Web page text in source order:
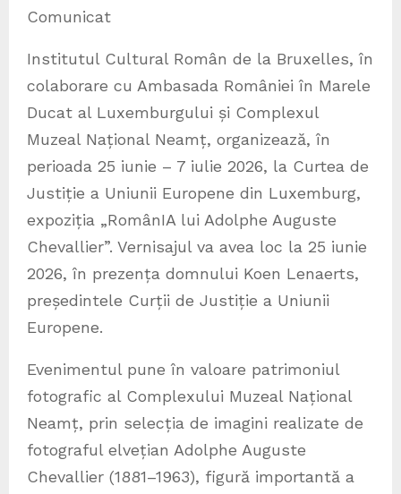
Comunicat
Institutul Cultural Român de la Bruxelles, în
colaborare cu Ambasada României în Marele
Ducat al Luxemburgului și Complexul
Muzeal Național Neamț, organizează, în
perioada 25 iunie – 7 iulie 2026, la Curtea de
Justiție a Uniunii Europene din Luxemburg,
expoziția „RomânIA lui Adolphe Auguste
Chevallier”. Vernisajul va avea loc la 25 iunie
2026, în prezența domnului Koen Lenaerts,
președintele Curții de Justiție a Uniunii
Europene.
Evenimentul pune în valoare patrimoniul
fotografic al Complexului Muzeal Național
Neamț, prin selecția de imagini realizate de
fotograful elvețian Adolphe Auguste
Chevallier (1881–1963), figură importantă a